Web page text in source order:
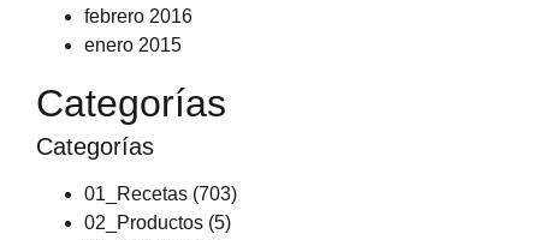
febrero 2016
enero 2015
Categorías
Categorías
01_Recetas (703)
02_Productos (5)